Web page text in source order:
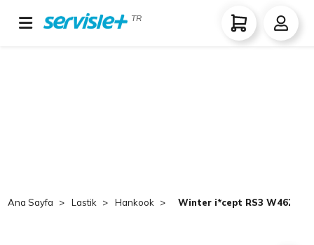
TR
Ana Sayfa Lastik Hankook Winter i*cept RS3 W462B